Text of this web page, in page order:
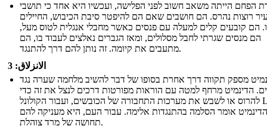
הפחם הייתה משאב חשוב לפני הפלישה, ועכשיו היא אחד כי תושבי
רוצות נהרס. הם חושבים שאם הם להיפטר סיבת הכיבוש, החיילים
הם קובעים קלים למעלה עם פנסים כאשר מחבלי אנגלית לטוס מעל,
הם מנסים שגרתי לחבל מסלולים, ומאז הגברים נאלצים לעבוד בו, הם
מתעבים את קיומה. זה נותן להם דרך להתנגד.
الانزلاق: 3
מספק תקווה דרך אחרת בסופו של דבר להשיב מלחמה שערה נגד
הדינמיט מרחף למטה עם הוראות מפורטות דרכים לנצל את זה כדי
להרוס או לשבש את מערכות התחבורה של הכובשים, ועבור הקולונל Lanser,
אומר הסלמה בהתנגדות אלימה. עבור העם, היא מעניקה להם
תחושה של מרד צוהלת.